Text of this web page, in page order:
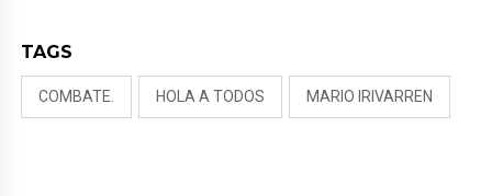
TAGS
COMBATE. HOLA A TODOS MARIO IRIVARREN